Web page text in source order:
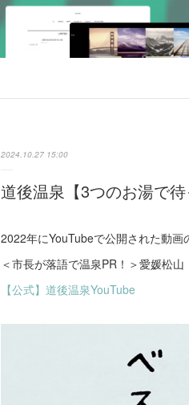
2024.10.27 15:00
道後温泉【3つのお湯で待
2022年にYouTubeで公開された動画
＜市長が落語で温泉PR！＞愛媛松山
【公式】道後温泉YouTube